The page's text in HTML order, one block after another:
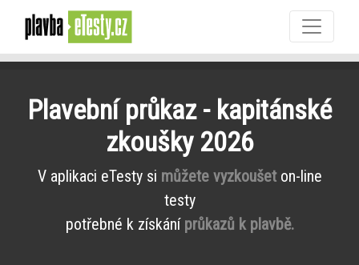
Plavební průkaz - kapitánské
zkoušky 2026
V aplikaci eTesty si můžete vyzkoušeton-line
testy
potřebné k získání průkazů k plavbě.